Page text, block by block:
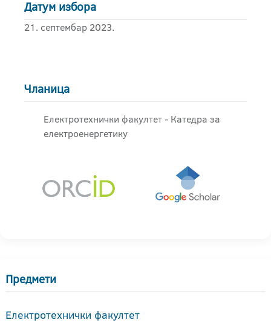
Датум избора
21. септембар 2023.
Чланица
Електротехнички факултет - Катедра за
електроенергетику
Предмети
Електротехнички факултет